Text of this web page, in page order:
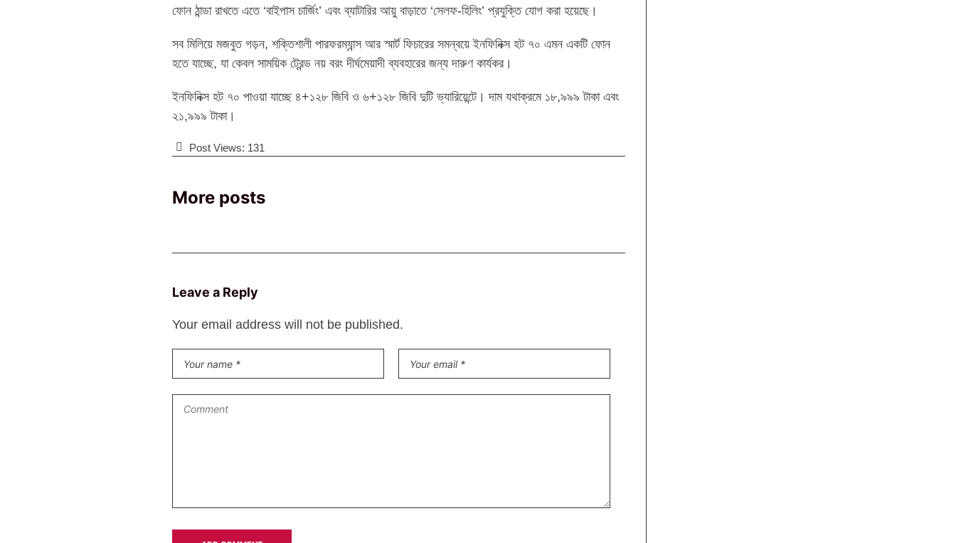
ফোন ঠান্ডা রাখতে এতে ‘বাইপাস চার্জিং’ এবং ব্যাটারির আয়ু বাড়াতে ‘সেলফ-হিলিং’ প্রযুক্তি যোগ করা হয়েছে।
সব মিলিয়ে মজবুত গড়ন, শক্তিশালী পারফরম্যান্স আর স্মার্ট ফিচারের সমন্বয়ে ইনফিনিক্স হট ৭০ এমন একটি ফোন
হতে যাচ্ছে, যা কেবল সাময়িক ট্রেন্ড নয় বরং দীর্ঘমেয়াদী ব্যবহারের জন্য দারুণ কার্যকর।
ইনফিনিক্স হট ৭০ পাওয়া যাচ্ছে ৪+১২৮ জিবি ও ৬+১২৮ জিবি দুটি ভ্যারিয়েন্টে। দাম যথাক্রমে ১৮,৯৯৯ টাকা এবং
২১,৯৯৯ টাকা।
Post Views: 131
More posts
Leave a Reply
Your email address will not be published.